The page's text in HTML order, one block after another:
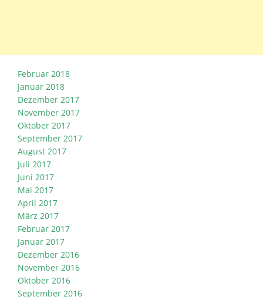
Februar 2018
Januar 2018
Dezember 2017
November 2017
Oktober 2017
September 2017
August 2017
Juli 2017
Juni 2017
Mai 2017
April 2017
März 2017
Februar 2017
Januar 2017
Dezember 2016
November 2016
Oktober 2016
September 2016